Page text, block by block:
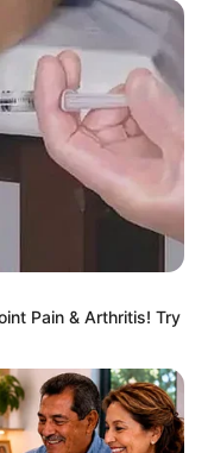
Soon Be
Pain & Arthritis! Try